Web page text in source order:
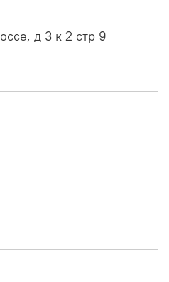
д 3 к 2 стр 9